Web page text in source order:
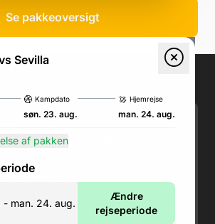
Se pakkeoversigt
Sevilla
Kampdato
søn. 23. aug.
Hjemrejse
man. 24. aug.
af pakken
- man. 24. aug.
Ændre
rejseperiode
under rejsen: Nummeret står i
rejsedokument
09.00-18.00